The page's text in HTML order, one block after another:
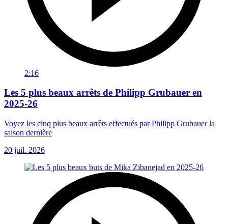
2:16
Les 5 plus beaux arrêts de Philipp Grubauer en
2025-26
Voyez les cinq plus beaux arrêts effectués par Philipp Grubauer la
saison dernière
20 juil. 2026